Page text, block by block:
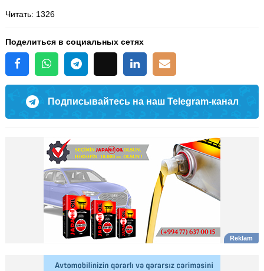
Читать: 1326
Поделиться в социальных сетях
Подписывайтесь на наш Telegram-канал